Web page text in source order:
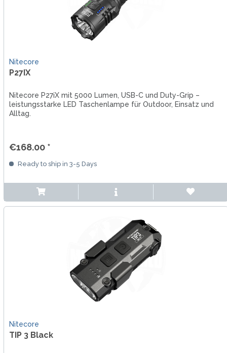
Nitecore
P27IX
Nitecore P27iX mit 5000 Lumen, USB-C und Duty-Grip –
leistungsstarke LED Taschenlampe für Outdoor, Einsatz und
Alltag.
€168.00 *
Ready to ship in 3-5 Days
Nitecore
TIP 3 Black